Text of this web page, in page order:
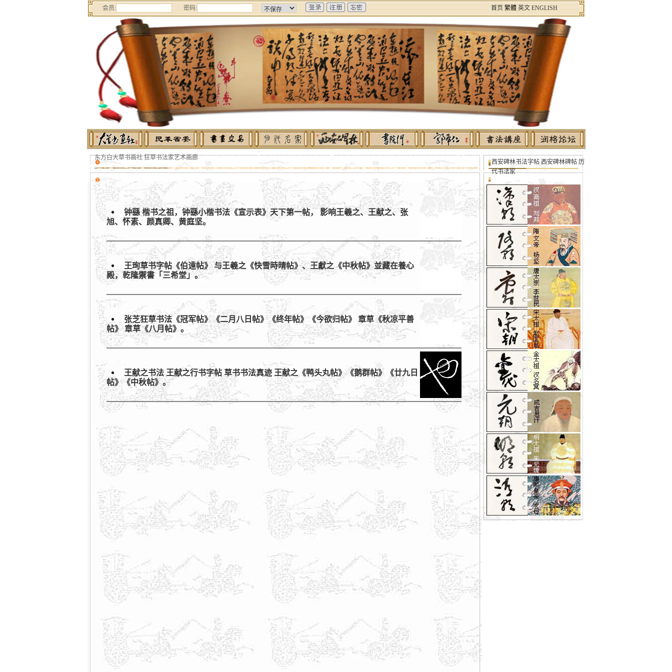
会员: 密码: 首页 繁體 英文 ENGLISH
东方白大草书画社 狂草书法家艺术画廊 狂草 狂草书法 狂草书法作品 东方白狂草书法艺术 狂草书法历史 狂草书法字帖 狂草书法拓片 狂草书法真迹 狂草书法视频 狂草书
法字典 狂草书法用笔 狂草书法章法 狂草书法家 狂草书法网 书法 中国书法史 书法网 书法字典 书法史 书法家 草书 草书字帖 草书拓片 标准草书 草书书法家 草书网 张旭 怀素 东方
白 东方白大草书画社，CALLIGRAPHY，辛亥革命，郭希仁
西安碑林书法字帖 西安碑林碑帖历
代书法家
钟繇 楷书之祖，钟繇小楷书法《宣示表》天下第一帖， 影响王羲之、王献之、张
旭、怀素、颜真卿、黄庭坚。
王珣草书字帖《伯遠帖》 与王羲之《快雪時晴帖》、王獻之《中秋帖》並藏在養心
殿，乾隆禦書「三希堂」。
张芝狂草书法《冠军帖》《二月八日帖》《终年帖》《今欲归帖》 章草《秋凉平善
帖》 章草《八月帖》。
王献之书法 王献之行书字帖 草书书法真迹 王献之《鸭头丸帖》《鹅群帖》《廿九日
帖》《中秋帖》。